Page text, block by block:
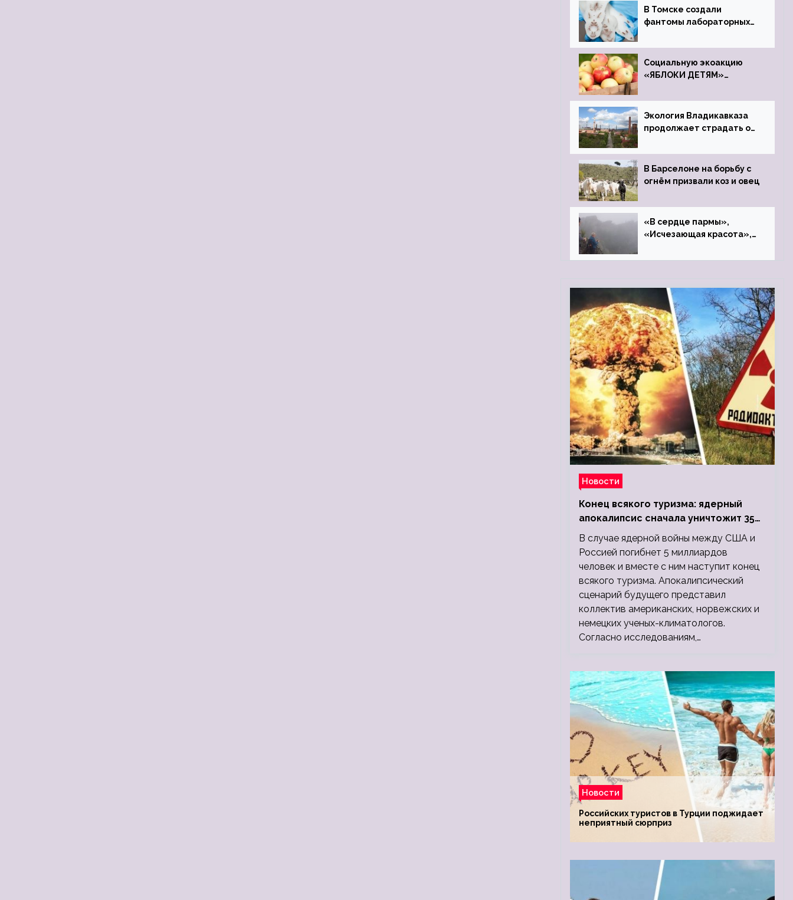
В Томске создали
фантомы лабораторных
Социальную экоакцию
«ЯБЛОКИ ДЕТЯМ»
Экология Владикавказа
продолжает страдать от
завода
В Барселоне на борьбу с
огнём призвали коз и овец
«В сердце пармы»,
«Исчезающая красота»,
Новости
Конец всякого туризма: ядерный
апокалипсис сначала уничтожит 350
миллионов, а потом 5 миллиардов
людей
В случае ядерной войны между США и
Россией погибнет 5 миллиардов
человек и вместе с ним наступит конец
всякого туризма. Апокалипсический
сценарий будущего представил
коллектив американских, норвежских и
немецких ученых-климатологов.
Согласно исследованиям,…
Новости
Российских туристов в Турции поджидает
неприятный сюрприз